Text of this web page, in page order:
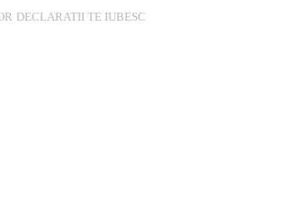
DECLARATII TE IUBESC